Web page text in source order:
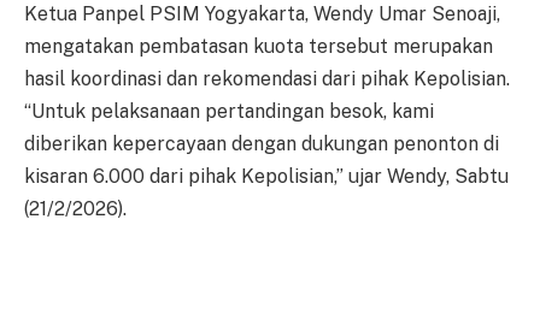
Ketua Panpel PSIM Yogyakarta, Wendy Umar Senoaji,
mengatakan pembatasan kuota tersebut merupakan
hasil koordinasi dan rekomendasi dari pihak Kepolisian.
“Untuk pelaksanaan pertandingan besok, kami
diberikan kepercayaan dengan dukungan penonton di
kisaran 6.000 dari pihak Kepolisian,” ujar Wendy, Sabtu
(21/2/2026).